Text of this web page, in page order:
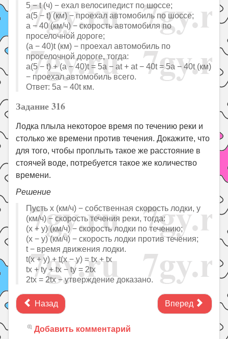
5 − t (ч) − ехал велосипедист по шоссе;
a(5 − t) (км) − проехал автомобиль по шоссе;
a − 40 (км/ч) − скорость автомобиля по
проселочной дороге;
(a − 40)t (км) − проехал автомобиль по
проселочной дороге, тогда:
a(5 − t) + (a − 40)t = 5a − at + at − 40t = 5a − 40t (км)
− проехал автомобиль всего.
Ответ: 5a − 40t км.
Задание 316
Лодка плыла некоторое время по течению реки и
столько же времени против течения. Докажите, что
для того, чтобы проплыть такое же расстояние в
стоячей воде, потребуется такое же количество
времени.
Решение
Пусть x (км/ч) − собственная скорость лодки, y
(км/ч) − скорость течения реки, тогда:
(x + y) (км/ч) − скорость лодки по течению;
(x − y) (км/ч) − скорость лодки против течения;
t − время движения лодки.
t(x + y) + t(x − y) = tx + tx
tx + ty + tx − ty = 2tx
2tx = 2tx − утверждение доказано.
Назад Вперед
Добавить комментарий